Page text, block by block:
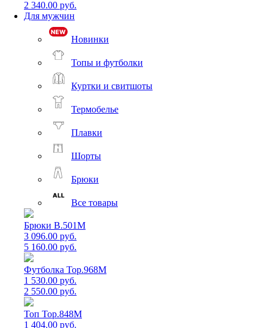
2 340.00 руб.
Для мужчин
Новинки
Топы и футболки
Куртки и свитшоты
Термобелье
Плавки
Шорты
Брюки
Все товары
Брюки B.501M
3 096.00 руб.
5 160.00 руб.
Футболка Top.968M
1 530.00 руб.
2 550.00 руб.
Топ Top.848M
1 404.00 руб.